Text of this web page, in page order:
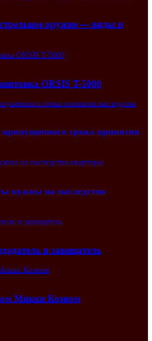
оружие — виды и
ORSIS T-5000
ORSIS T-5000
срока принятия наследства
пропущенного срока принятия
на наследство квартиры
нужны на наследство
и завещатель
и завещатель
Коэном
Микки Коэном